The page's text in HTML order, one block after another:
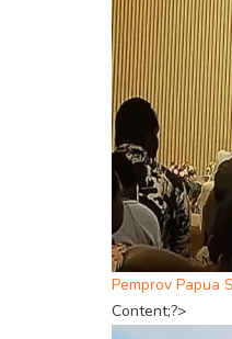
Pemprov Papua
Content;?>